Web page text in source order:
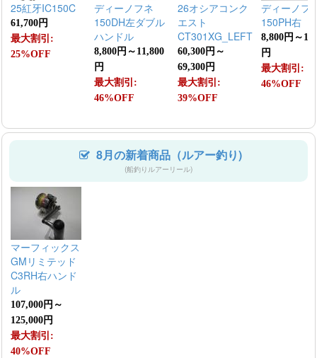
25紅牙IC150C
61,700円
最大割引:
25%OFF
ディーノフネ
150DH左ダブル
ハンドル
8,800円～11,800
円
最大割引:
46%OFF
26オシアコンク
エスト
CT301XG_LEFT
60,300円～
69,300円
最大割引:
39%OFF
ディーノフ
150PH右
8,800円～
円
最大割引:
46%OFF
8月の新着商品（ルアー釣り)
(船釣りルアーリール)
マーフィックス
GMリミテッド
C3RH右ハンド
ル
107,000円～
125,000円
最大割引:
40%OFF